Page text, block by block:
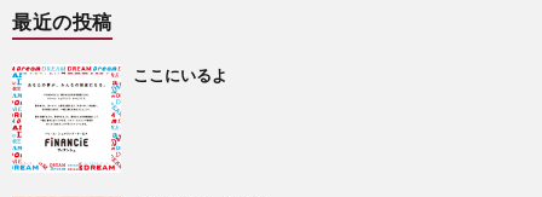
最近の投稿
ここにいるよ